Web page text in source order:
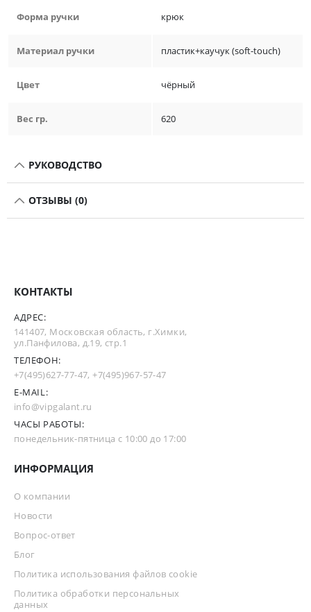
Форма ручки крюк
Материал ручки пластик+каучук (soft-touch)
Цвет чёрный
Вес гр. 620
РУКОВОДСТВО
ОТЗЫВЫ (0)
КОНТАКТЫ
АДРЕС:
141407, Московская область, г.Химки,
ул.Панфилова, д.19, стр.1
ТЕЛЕФОН:
+7(495)627-77-47,+7(495)967-57-47
E-MAIL:
info@vipgalant.ru
ЧАСЫ РАБОТЫ:
понедельник-пятница с 10:00 до 17:00
ИНФОРМАЦИЯ
О компании
Новости
Вопрос-ответ
Блог
Политика использования файлов cookie
Политика обработки персональных
данных